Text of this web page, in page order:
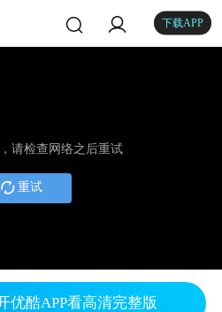
下载APP
请检查网络之后重试
重试
优酷APP看高清完整版